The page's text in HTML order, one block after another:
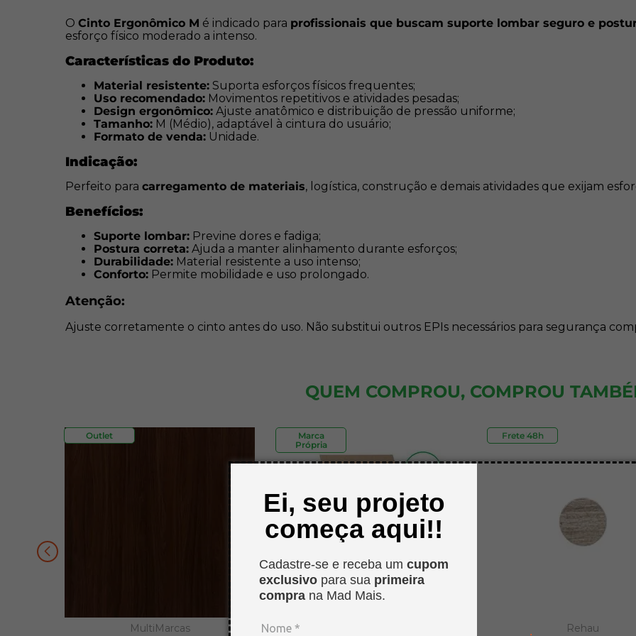
Ei, seu projeto
começa aqui!!
Cadastre-se e receba um cupom
exclusivo para sua primeira
compra na Mad Mais.
.
O Cinto Ergonômico M é indicado para profissionais que buscam suporte lombar seguro e
esforço físico moderado a intenso.
Características do Produto:
Material resistente: Suporta esforços físicos frequentes;
Uso recomendado: Movimentos repetitivos e atividades pesadas;
Design ergonômico: Ajuste anatômico e distribuição de pressão uniforme;
Tamanho: M (Médio), adaptável à cintura do usuário;
Formato de venda: Unidade.
Indicação:
Perfeito para carregamento de materiais, logística, construção e demais atividades que exijam
Benefícios:
Suporte lombar: Previne dores e fadiga;
Postura correta: Ajuda a manter alinhamento durante esforços;
Durabilidade: Material resistente a uso intenso;
Conforto: Permite mobilidade e uso prolongado.
Atenção:
Ajuste corretamente o cinto antes do uso. Não substitui outros EPIs necessários para segurança
QUEM COMPROU, COMPROU
Outlet
MultiMarcas
Marca
Própria
Outlet
Frete 48h
Rehau